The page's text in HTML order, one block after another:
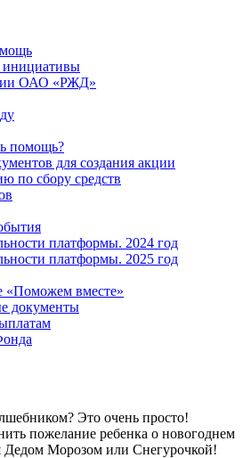
ОАО «РЖД»
помощь?
для создания акции
по сбору средств
платформы. 2024 год
платформы. 2025 год
«Поможем вместе»
документы
Это очень просто!
пожелание ребенка о новогоднем
Дедом Морозом или Снегурочкой!